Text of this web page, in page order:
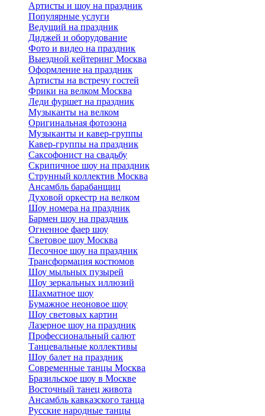
Артисты и шоу на праздник
Популярные услуги
Ведущий на праздник
Диджей и оборудование
Фото и видео на праздник
Выездной кейтеринг Москва
Оформление на праздник
Артисты на встречу гостей
Фрики на велком Москва
Леди фуршет на праздник
Музыканты на велком
Оригинальная фотозона
Музыканты и кавер-группы
Кавер-группы на праздник
Саксофонист на свадьбу
Скрипичное шоу на праздник
Струнный коллектив Москва
Ансамбль барабанщиц
Духовой оркестр на велком
Шоу номера на праздник
Бармен шоу на праздник
Огненное фаер шоу
Световое шоу Москва
Песочное шоу на праздник
Трансформация костюмов
Шоу мыльных пузырей
Шоу зеркальных иллюзий
Шахматное шоу
Бумажное неоновое шоу
Шоу световых картин
Лазерное шоу на праздник
Профессиональный салют
Танцевальные коллективы
Шоу балет на праздник
Современные танцы Москва
Бразильское шоу в Москве
Восточный танец живота
Ансамбль кавказского танца
Русские народные танцы